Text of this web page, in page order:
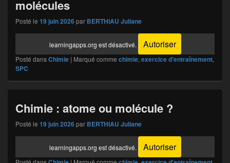
molécules
Posté le 19 juin 2026par BERTHIAU Juliane
learningapps.org est désactivé. Autoriser
Posté dansChimie | Marqué comme chimie, exercice d'entraînement,
SPC
Chimie : atome ou molécule ?
Posté le 19 juin 2026par BERTHIAU Juliane
learningapps.org est désactivé. Autoriser